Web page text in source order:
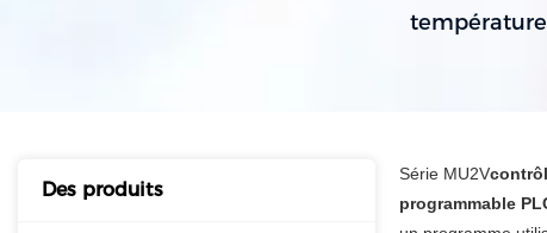
Des produits
Série MU2V
programmable